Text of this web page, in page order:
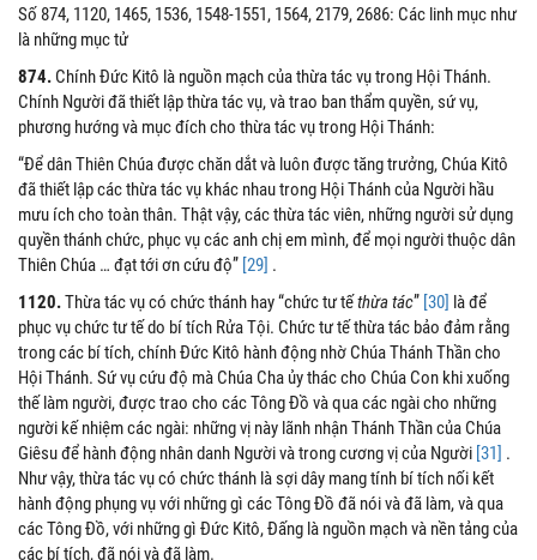
Số 874, 1120, 1465, 1536, 1548-1551, 1564, 2179, 2686: Các linh mục như
là những mục tử
874. Chính Đức Kitô là nguồn mạch của thừa tác vụ trong Hội Thánh.
Chính Người đã thiết lập thừa tác vụ, và trao ban thẩm quyền, sứ vụ,
phương hướng và mục đích cho thừa tác vụ trong Hội Thánh:
“Để dân Thiên Chúa được chăn dắt và luôn được tăng trưởng, Chúa Kitô
đã thiết lập các thừa tác vụ khác nhau trong Hội Thánh của Người hầu
mưu ích cho toàn thân. Thật vậy, các thừa tác viên, những người sử dụng
quyền thánh chức, phục vụ các anh chị em mình, để mọi người thuộc dân
Thiên Chúa … đạt tới ơn cứu độ” [29] .
1120.Thừa tác vụ có chức thánh hay “chức tư tếthừa tác” [30] là để
phục vụ chức tư tế do bí tích Rửa Tội. Chức tư tế thừa tác bảo đảm rằng
trong các bí tích, chính Đức Kitô hành động nhờ Chúa Thánh Thần cho
Hội Thánh. Sứ vụ cứu độ mà Chúa Cha ủy thác cho Chúa Con khi xuống
thế làm người, được trao cho các Tông Đồ và qua các ngài cho những
người kế nhiệm các ngài: những vị này lãnh nhận Thánh Thần của Chúa
Giêsu để hành động nhân danh Người và trong cương vị của Người [31] .
Như vậy, thừa tác vụ có chức thánh là sợi dây mang tính bí tích nối kết
hành động phụng vụ với những gì các Tông Đồ đã nói và đã làm, và qua
các Tông Đồ, với những gì Đức Kitô, Đấng là nguồn mạch và nền tảng của
các bí tích, đã nói và đã làm.